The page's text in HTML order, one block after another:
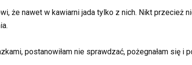
że nawet w kawiarni jada tylko z nich. Nikt przecież
postanowiłam nie sprawdzać, pożegnałam się i